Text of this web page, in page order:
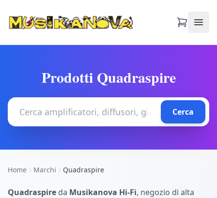
Apri
Prodotti Quadraspire
Cerca
Home Marchi Quadraspire
Quadraspire da Musikanova Hi-Fi, negozio di alta